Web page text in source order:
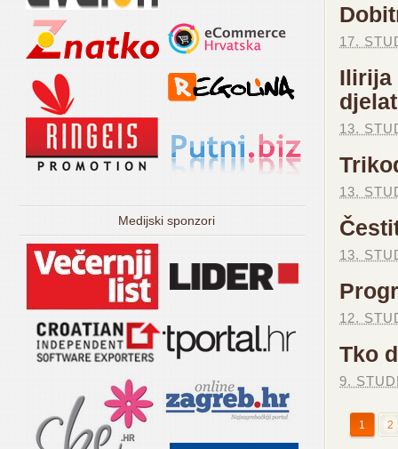
17.
Ilirija
13.
13.
13.
12.
Tko
9.
1 2
Medijski sponzori